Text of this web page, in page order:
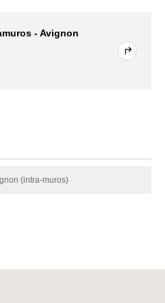
- Avignon
(intra-muros)